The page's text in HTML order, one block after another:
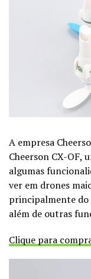
A empresa
Cheerson CX-OF,
algumas
ver em drones
principalmente do
além de outras
Clique para